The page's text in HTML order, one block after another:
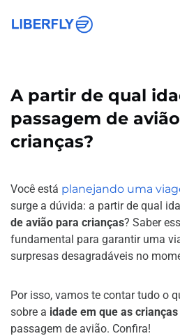
A partir de qual
passagem de
crianças?
Você está planejando uma
surge a dúvida: a partir de qual
de avião para crianças? Saber
fundamental para garantir uma
surpresas desagradáveis no
Por isso, vamos te contar tudo o
sobre a idade em que as crianças
passagem de avião. Confira!